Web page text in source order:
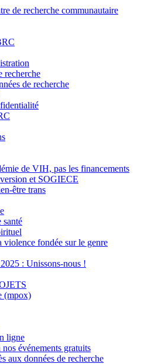
recherche
de recherche
de VIH, pas les financements
et SOGIECE
être trans
santé
violence fondée sur le genre
: Unissons-nous !
(mpox)
ligne
événements gratuits
aux données de recherche